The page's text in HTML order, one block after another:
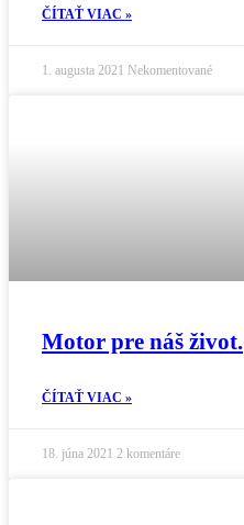
ČÍTAŤ VIAC »
1. augusta 2021 Nekomentované
Motor pre náš život.
ČÍTAŤ VIAC »
18. júna 2021 2 komentáre